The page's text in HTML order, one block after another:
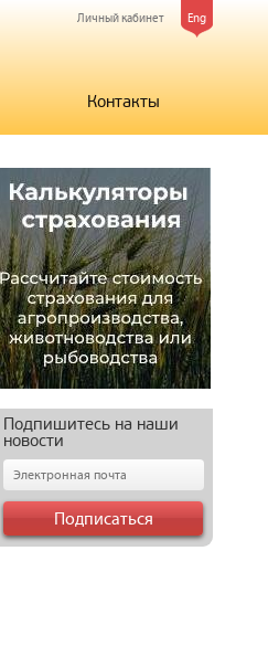
Eng
Личный кабинет
Контакты
Подпишитесь на наши
новости